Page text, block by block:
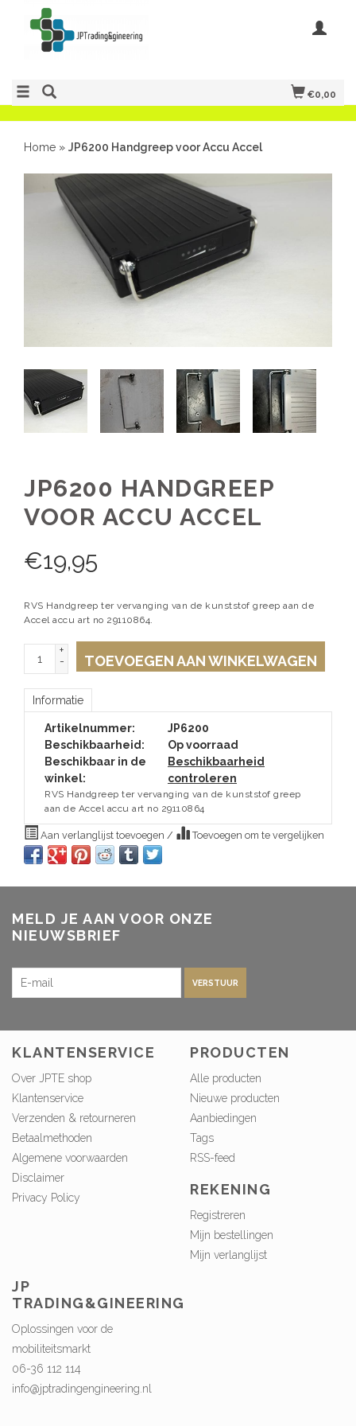
€0,00
Home » JP6200 Handgreep voor Accu Accel
JP6200 HANDGREEP
VOOR ACCU ACCEL
€19,95
RVS Handgreep ter vervanging van de kunststof greep aan de
Accel accu art no 29110864.
+
-
TOEVOEGEN AAN WINKELWAGEN
Informatie
Artikelnummer:
JP6200
Beschikbaarheid:
Op voorraad
Beschikbaar in de
winkel:
Beschikbaarheid
controleren
RVS Handgreep ter vervanging van de kunststof greep
aan de Accel accu art no 29110864
Aan verlanglijst toevoegen / Toevoegen om te vergelijken
MELD JE AAN VOOR ONZE
NIEUWSBRIEF
VERSTUUR
KLANTENSERVICE
Over JPTE shop
Klantenservice
Verzenden & retourneren
Betaalmethoden
Algemene voorwaarden
Disclaimer
Privacy Policy
PRODUCTEN
Alle producten
Nieuwe producten
Aanbiedingen
Tags
RSS-feed
REKENING
Registreren
Mijn bestellingen
Mijn verlanglijst
JP
TRADING&GINEERING
Oplossingen voor de
mobiliteitsmarkt
06-36 112 114
info@jptradingengineering.nl